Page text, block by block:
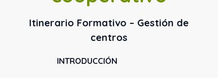
Itinerario Formativo – Gestión de
centros
INTRODUCCIÓN